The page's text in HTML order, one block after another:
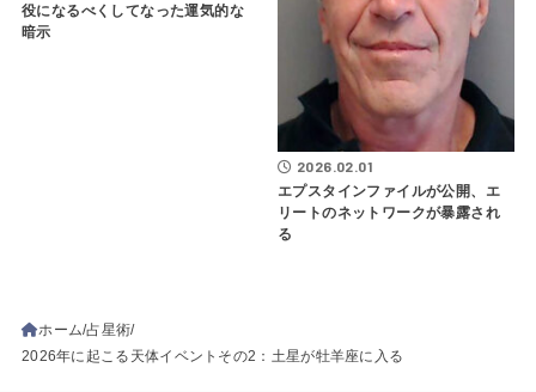
役になるべくしてなった運気的な
暗示
2026.02.01
エプスタインファイルが公開、エ
リートのネットワークが暴露され
る
ホーム 占星術
2026年に起こる天体イベントその2：土星が牡羊座に入る